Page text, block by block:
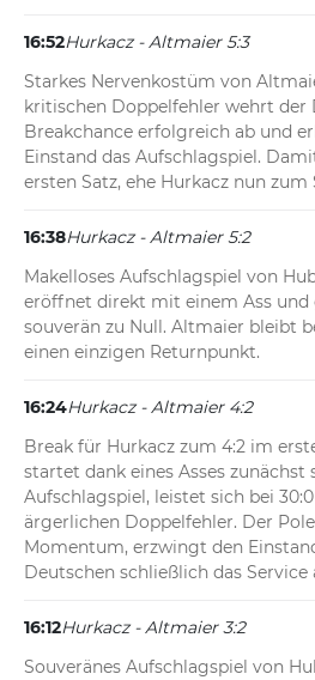
16:52Hurkacz - Altmaier 5:3
Starkes Nervenkostüm von
kritischen Doppelfehler wehrt der
Breakchance erfolgreich ab und
Einstand das Aufschlagspiel.
ersten Satz, ehe Hurkacz nun
16:38Hurkacz - Altmaier 5:2
Makelloses Aufschlagspiel von
eröffnet direkt mit einem Ass und
souverän zu Null. Altmaier bleibt
einen einzigen Returnpunkt.
16:24Hurkacz - Altmaier 4:2
Break für Hurkacz zum 4:2 im
startet dank eines Asses zunächst
Aufschlagspiel, leistet sich bei
ärgerlichen Doppelfehler. Der
Momentum, erzwingt den
Deutschen schließlich das Service
16:12Hurkacz - Altmaier 3:2
Souveränes Aufschlagspiel von